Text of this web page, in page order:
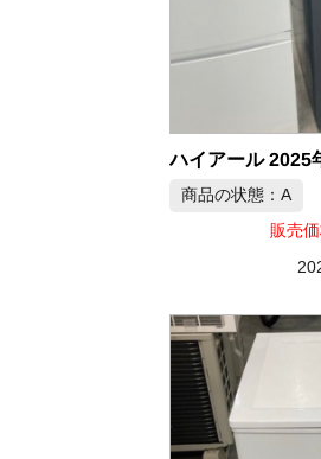
ハイアール 2025
商品の状態：A
販売